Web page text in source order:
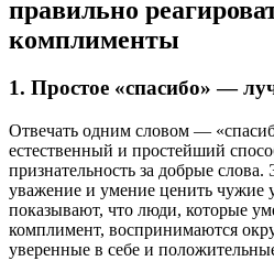
правильно
комплименты
1. Простое «спасибо» —
Отвечать одним словом —
естественный и простейший
признательность за добрые
уважение и умение ценить чужие
показывают, что люди, которые
комплимент, воспринимаются
уверенные в себе и